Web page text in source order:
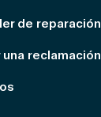
de reparación
reclamación